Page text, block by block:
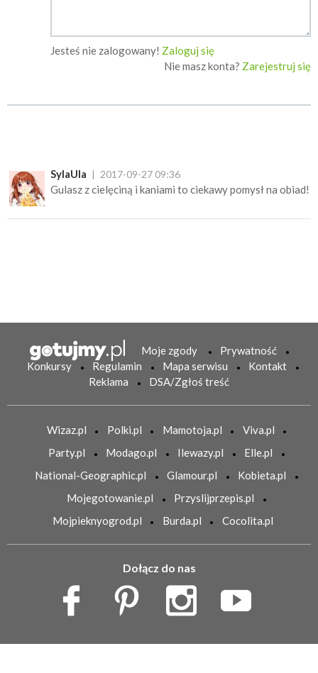
Jesteś nie zalogowany! Zaloguj się
Nie masz konta? Zarejestruj się
SylaUla 2017-09-27 09:36
Gulasz z cielęciną i kaniami to ciekawy pomysł na obiad!
Moje zgody
Prywatność
Konkursy
Regulamin Mapa serwisu
Kontakt
Reklama
DSA/Zgłoś treść
Wizaz.pl Polki.pl Mamotoja.pl
Viva.pl
Party.pl
Modago.pl Ilewazy.pl
Elle.pl
National-Geographic.pl
Glamour.pl
Kobieta.pl
Mojegotowanie.pl
Przyslijprzepis.pl
Mojpieknyogrod.pl
Burda.pl Cocolita.pl
Dołącz do nas